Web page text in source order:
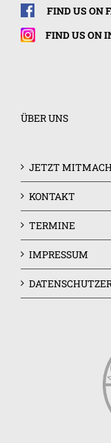
FIND US ON
FIND US ON
ÜBER UNS
JETZT
KONTAKT
TERMINE
IMPRESSUM